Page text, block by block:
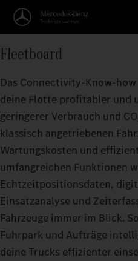
Fleetboard
Das Connectivity-Know-
deine Flotte profitabler und
geringerer Verbrauch und
klassisch angetriebenen
Wartungskosten und
umfangreichen Funktionen
Echtzeitpositionsdaten,
Einsatzanalyse und
Fahrzeuge immer im Blick.
Fuhrpark und Aufträge
deine Trucks effizienter